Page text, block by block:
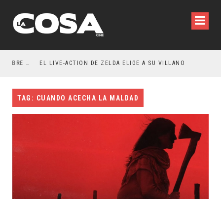
RESEÑA LA INVITACIÓN: OLIVIA WILDE REFLEXIONA SOBRE LA VIDA CONYUGAL EL LIVE-ACTION DE ZELDA ELIGE A SU VILLANO
TAG: CUANDO ACECHA LA MALDAD